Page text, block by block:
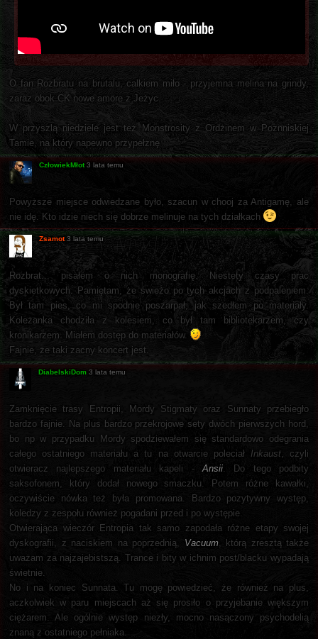
O fan Rozbratu na brutalu, calkiem miło - przyjemna melina na grindy,
zaraz obok CK nowe amore z Jeżyc.
W przyszlą niedziele jest też Monstrosity z Ordżinem w Poznniskiej
Tamie, na który napewno przypełznę
CzłowiekMłot 3 lata temu
Powyższe miejsce odwiedzane było, szacun w chooj za Antigamę, ale
nie idę. Kto idzie niech się dobrze melinuje na tych działkach
Zsamot 3 lata temu
Rozbrat... pisałem o nich monografię. Niestety czasy prac
dyskietkowych. Pamiętam, że świeżo po tych akcjach z podpaleniem.
Był tam pies, co mi spodnie poszarpał, jak szedłem po materiały.
Koleżanka chodziła z kolesiem, co był tam bibliotekarzem, czy
kronikarzem. Miałem dostęp do materiałów.
Fajnie, że taki zacny koncert jest.
DiabelskiDom 3 lata temu
Zamknięcie trasy Entropii, Mordy Stigmaty oraz Sunnaty przebiegło
bardzo fajnie. Na plus bardzo przekrojowe sety dwóch pierwszych hord,
bo np w przypadku Mordy spodziewałem się standardowo odegrania
całego ostatniego materiału a tu na otwarcie poleciał Inkaust, czyli
otwieracz najlepszego materiału kapeli - Ansii. Do tego podbity
saksofonem, który dodał nowego smaczku. Potem różne kawałki,
oczywiście nówka też była promowana. Bardzo pozytywny występ,
koledzy z zespołu również pogadani przed i po występie.
Otwierająca wieczór Entropia tak samo zapodała różne etapy swojej
dyskografii, z naciskiem na poprzednią, Vacuum, którą zresztą także
uważam za najzajebistszą. Trance i bity w ichnim post/blacku wypadają
świetnie.
No i na koniec Sunnata. Tu mogę powiedzieć, że również na plus,
aczkolwiek w paru miejscach aż się prosiło o przyjebanie większym
ciężarem. Ale ogólnie występ niezły, mocno nasączony psychodelią
znaną z ostatniego pełniaka.